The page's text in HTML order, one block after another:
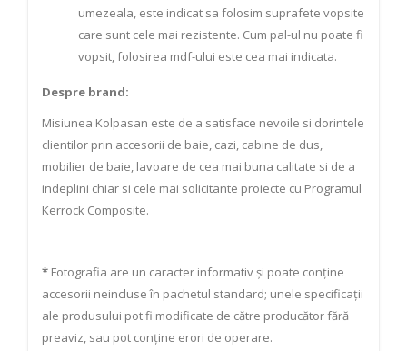
umezeala, este indicat sa folosim suprafete vopsite
care sunt cele mai rezistente. Cum pal-ul nu poate fi
vopsit, folosirea mdf-ului este cea mai indicata.
Despre brand:
Misiunea Kolpasan este de a satisface nevoile si dorintele
clientilor prin accesorii de baie, cazi, cabine de dus,
mobilier de baie, lavoare de cea mai buna calitate si de a
indeplini chiar si cele mai solicitante proiecte cu Programul
Kerrock Composite.
* Fotografia are un caracter informativ și poate conține
accesorii neincluse în pachetul standard; unele specificații
ale produsului pot fi modificate de către producător fără
preaviz, sau pot conține erori de operare.